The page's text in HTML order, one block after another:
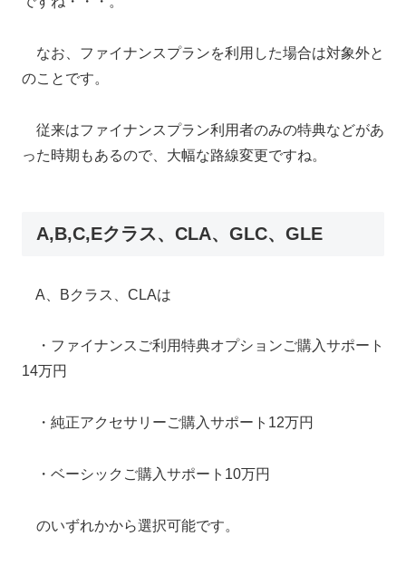
なお、ファイナンスプランを利用した場合は対象外と
のことです。
従来はファイナンスプラン利用者のみの特典などがあ
った時期もあるので、大幅な路線変更ですね。
A,B,C,Eクラス、CLA、GLC、GLE
A、Bクラス、CLAは
・ファイナンスご利用特典オプションご購入サポート
14万円
・純正アクセサリーご購入サポート12万円
・ベーシックご購入サポート10万円
のいずれかから選択可能です。